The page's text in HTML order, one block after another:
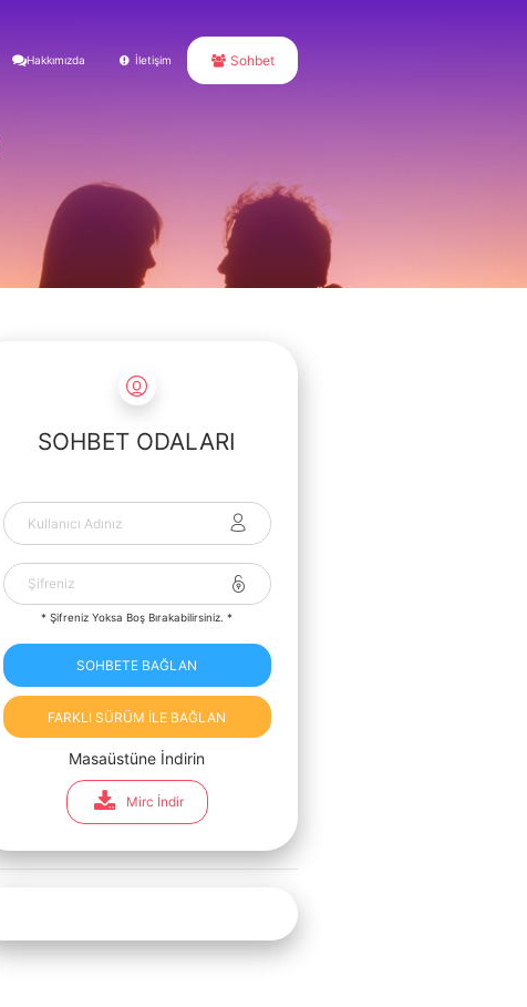
Hakkımızda İletişim Sohbet
SOHBET ODALARI
* Şifreniz Yoksa Boş Bırakabilirsiniz. *
SOHBETE BAĞLAN
FARKLI SÜRÜM İLE BAĞLAN
Masaüstüne İndirin
Mirc İndir